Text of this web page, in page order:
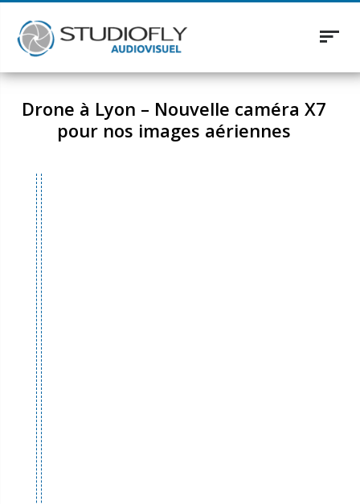
Drone à Lyon – Nouvelle caméra X7
pour nos images aériennes